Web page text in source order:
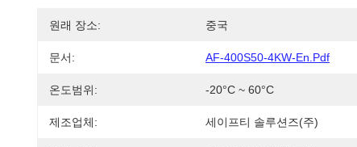
원래 장소: 중국
문서: AF-400S50-4KW-En.pdf
온도범위: -20°C ~ 60°C
제조업체: 세이프티 솔루션즈(주)